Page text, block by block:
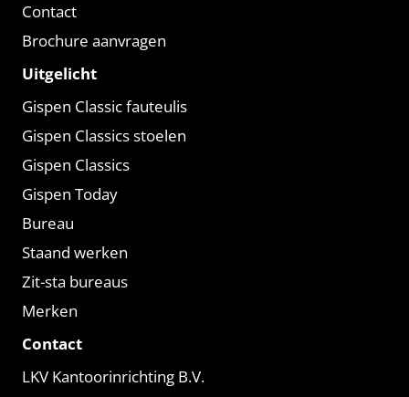
Contact
Brochure aanvragen
Uitgelicht
Gispen Classic fauteulis
Gispen Classics stoelen
Gispen Classics
Gispen Today
Bureau
Staand werken
Zit-sta bureaus
Merken
Contact
LKV Kantoorinrichting B.V.